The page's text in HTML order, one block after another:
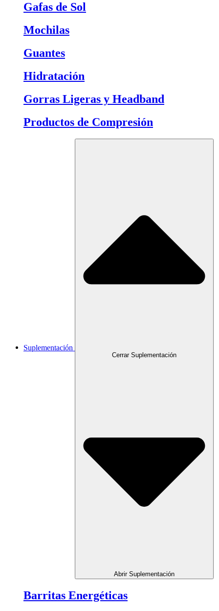
Gafas de Sol
Mochilas
Guantes
Hidratación
Gorras Ligeras y Headband
Productos de Compresión
Suplementación
Cerrar Suplementación
Abrir Suplementación
Barritas Energéticas